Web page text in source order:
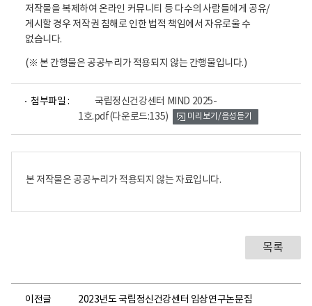
저작물을 복제하여 온라인 커뮤니티 등 다수의 사람들에게 공유/
게시할 경우 저작권 침해로 인한 법적 책임에서 자유로울 수
없습니다.
(※ 본 간행물은 공공누리가 적용되지 않는 간행물입니다.)
첨부파일 :
국립정신건강센터 MIND 2025-
1호.pdf(다운로드:135)
어
미리보기/음성듣기
본 저작물은 공공누리가 적용되지 않는 자료입니다.
목록
이전글 2023년도 국립정신건강센터 임상연구논문집